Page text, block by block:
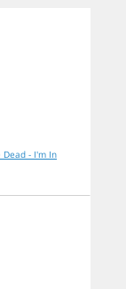
Dead - I'm In